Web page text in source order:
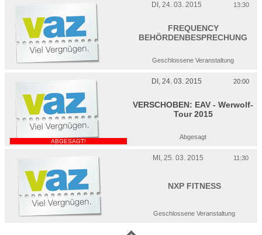
DI, 24. 03. 2015 13:30
FREQUENCY
BEHÖRDENBESPRECHUNG
Geschlossene Veranstaltung
ABGESAGT!
DI, 24. 03. 2015 20:00
VERSCHOBEN: EAV - Werwolf-
Tour 2015
Abgesagt
MI, 25. 03. 2015 11:30
NXP FITNESS
Geschlossene Veranstaltung